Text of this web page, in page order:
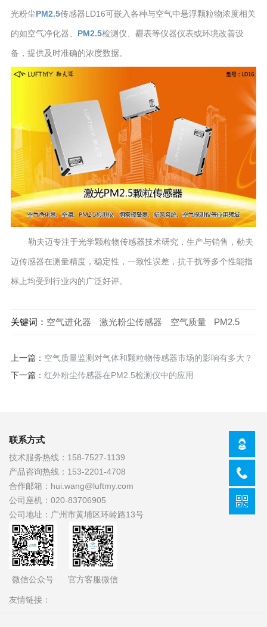
光粉尘PM2.5传感器LD16可嵌入各种与空气中悬浮颗粒物浓度相关
的如空气净化器、 PM2.5检测仪、霾表等仪器仪表或环境改善设
备，提供及时准确的浓度数据。
勒夫迈专注于光学颗粒物传感器技术研究，生产与销售，勒夫
迈传感器在测量精度，稳定性，一致性误差，抗干扰等多个性能指
标上均受到行业内的广泛好评。
关键词： 空气进化器 激光粉尘传感器 空气质量 PM2.5
上一篇： 空气质量监测对气体和颗粒物传感器市场的影响有多大？
下一篇： 红外粉尘传感器在PM2.5检测仪中的应用
联系方式
技术服务热线： 158-7527-1139
产品咨询热线： 153-2201-4708
合作邮箱： hui.wang@luftmy.com
公司座机： 020-83706905
公司地址： 广州市黄埔区环岭路13号
微信公众号 官方客服微信
友情链接：